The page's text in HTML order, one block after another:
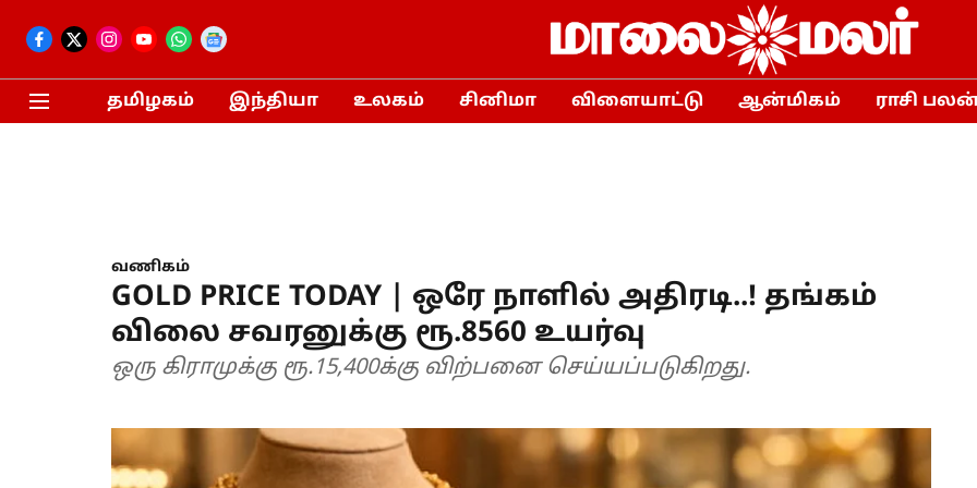
தமிழகம் இந்தியா உலகம் சினிமா விளையாட்டு ஆன்மிகம் ராசி
வணிகம்
GOLD PRICE TODAY | ஒரே நாளில் அதிரடி..! தங்கம்
விலை சவரனுக்கு ரூ.8560 உயர்வு
ஒரு கிராமுக்கு ரூ.15,400க்கு விற்பனை செய்யப்படுகிறது.